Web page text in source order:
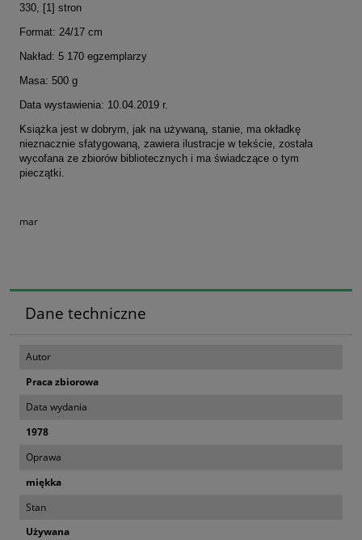
330, [1] stron
Format: 24/17 cm
Nakład: 5 170 egzemplarzy
Masa: 500 g
Data wystawienia: 10.04.2019 r.
Książka jest w dobrym, jak na używaną, stanie, ma okładkę
nieznacznie sfatygowaną, zawiera ilustracje w tekście, została
wycofana ze zbiorów bibliotecznych i ma świadczące o tym
pieczątki.
mar
Dane techniczne
Autor
Praca zbiorowa
Data wydania
1978
Oprawa
miękka
Stan
Używana